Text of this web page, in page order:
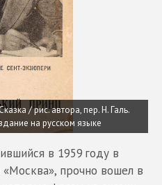
/ рис. автора, пер. Н. Галь.
на русском языке
в 1959 году в
прочно вошел в